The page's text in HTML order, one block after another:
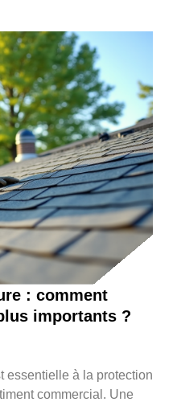
: comment
importants ?
essentielle à la protection
commercial. Une